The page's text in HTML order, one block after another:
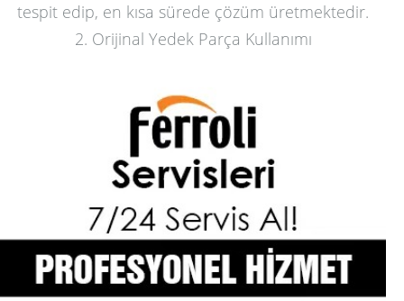
tespit edip, en kısa sürede çözüm üretmektedir.
2. Orijinal Yedek Parça Kullanımı